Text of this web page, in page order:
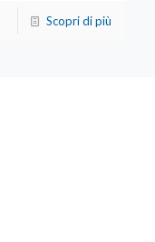
Scopri di più